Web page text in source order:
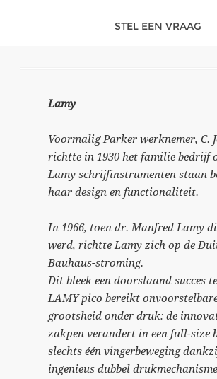
STEL EEN VRAAG
Lamy
Voormalig Parker werknemer, C.
richtte in 1930 het familie bedrijf
Lamy schrijfinstrumenten staan
haar design en functionaliteit.
In 1966, toen dr. Manfred Lamy
werd, richtte Lamy zich op de
Bauhaus-stroming.
Dit bleek een doorslaand succes
LAMY pico bereikt
grootsheid onder druk: de
zakpen verandert in een full-size
slechts één vingerbeweging
ingenieus dubbel